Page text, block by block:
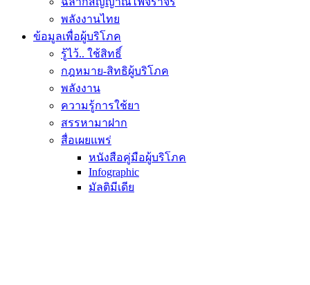
พลังงานไทย
ข้อมูลเพื่อผู้บริโภค
รู้ไว้.. ใช้สิทธิ์
กฎหมาย-สิทธิผู้บริโภค
พลังงาน
ความรู้การใช้ยา
สรรหามาฝาก
สื่อเผยแพร่
หนังสือคู่มือผู้บริโภค
Infographic
มัลติมีเดีย